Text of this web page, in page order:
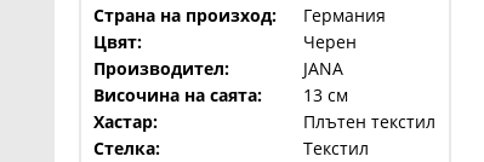
Страна на произход:
Германия
Цвят:
Черен
Производител:
JANA
Височина на саята:
13 см
Хастар:
Плътен текстил
Стелка:
Текстил